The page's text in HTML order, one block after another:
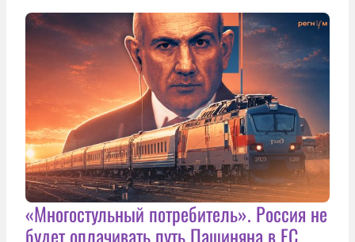
благородства, которые мы привыкли
ассоциировать с...
«Многостульный потребитель». Россия не
будет оплачивать путь Пашиняна в ЕС